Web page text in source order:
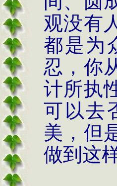
观没有
都是为
忍，你
计所执
可以去
美，但
做到这样